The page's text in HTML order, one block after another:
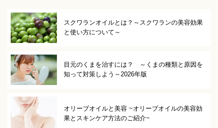
スクワランオイルとは？～スクワランの美容効果
と使い方について～
目元のくまを治すには？ ～くまの種類と原因を
知って対策しよう～2026年版
オリーブオイルと美容 ~オリーブオイルの美容効
果とスキンケア方法のご紹介~